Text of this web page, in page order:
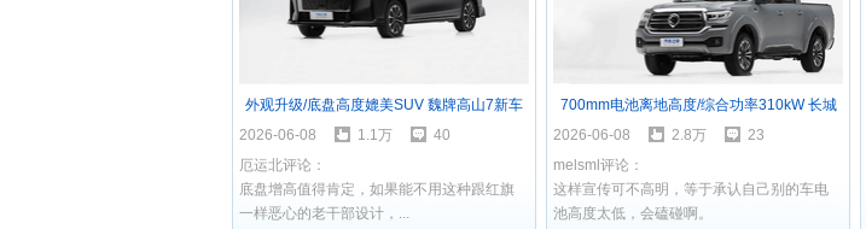
外观升级/底盘高度媲美SUV 魏牌高山7新车
型实车亮相
2026-06-08 1.1万
40
厄运北评论：
底盘增高值得肯定，如果能不用这种跟红旗
一样恶心的老干部设计，...
700mm电池离地高度/综合功率310kW 长城
炮Hi4-T将于6月13日上市
2026-06-08 2.8万
23
melsml评论：
这样宣传可不高明，等于承认自己别的车电
池高度太低，会磕碰啊。